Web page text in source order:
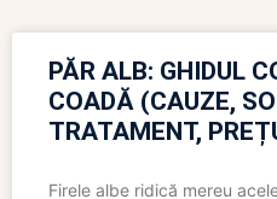
PĂR ALB: GHIDUL
COADĂ (CAUZE,
TRATAMENT,
Firele albe ridică mereu